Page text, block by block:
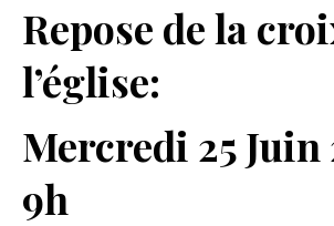
Repose de la
l’église:
Mercredi 25 Juin
9h